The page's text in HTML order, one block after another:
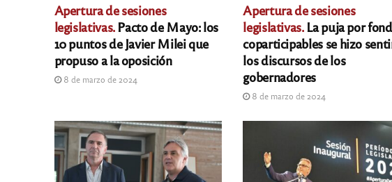
Apertura de sesiones
legislativas.Pacto de Mayo: los
10 puntos de Javier Milei que
propuso a la oposición
8 de marzo de 2024
Apertura de sesiones
legislativas.La puja por
coparticipables se hizo
los discursos de los
gobernadores
8 de marzo de 2024